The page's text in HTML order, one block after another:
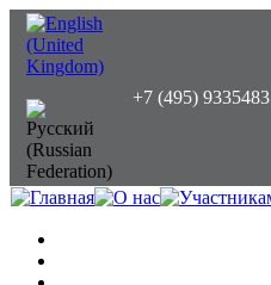
+7 (495) 9335483